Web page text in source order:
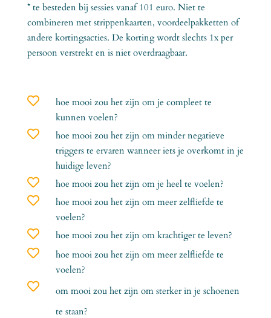
* te besteden bij sessies vanaf 101 euro. Niet te
combineren met strippenkaarten, voordeelpakketten of
andere kortingsacties. De korting wordt slechts 1x per
persoon verstrekt en is niet overdraagbaar.

hoe mooi zou het zijn om je compleet te
kunnen voelen?

hoe mooi zou het zijn om minder negatieve
triggers te ervaren wanneer iets je overkomt in je
huidige leven?
 hoe mooi zou het zijn om je heel te voelen?

hoe mooi zou het zijn om meer zelfliefde te
voelen?
 hoe mooi zou het zijn om krachtiger te leven?

hoe mooi zou het zijn om meer zelfliefde te
voelen?

om mooi zou het zijn om sterker in je schoenen
te staan?